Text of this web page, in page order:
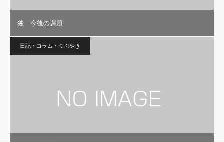
独 今後の課題
日記・コラム・つぶやき